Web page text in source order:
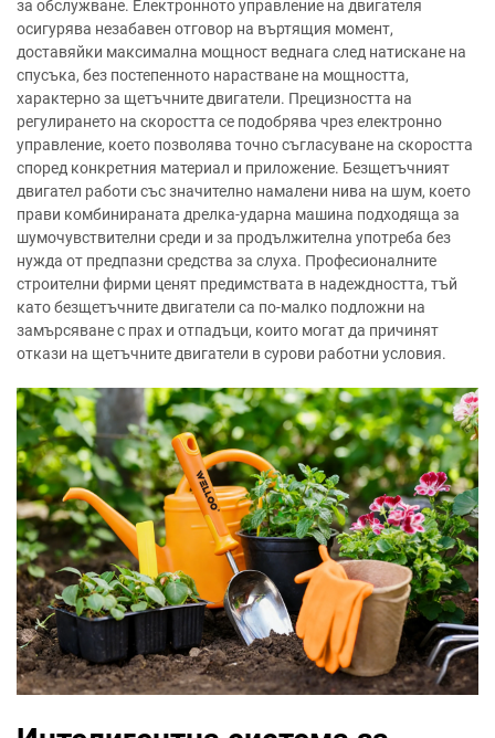
за обслужване. Електронното управление на двигателя
осигурява незабавен отговор на въртящия момент,
доставяйки максимална мощност веднага след натискане на
спусъка, без постепенното нарастване на мощността,
характерно за щетъчните двигатели. Прецизността на
регулирането на скоростта се подобрява чрез електронно
управление, което позволява точно съгласуване на скоростта
според конкретния материал и приложение. Безщетъчният
двигател работи със значително намалени нива на шум, което
прави комбинираната дрелка-ударна машина подходяща за
шумочувствителни среди и за продължителна употреба без
нужда от предпазни средства за слуха. Професионалните
строителни фирми ценят предимствата в надеждността, тъй
като безщетъчните двигатели са по-малко подложни на
замърсяване с прах и отпадъци, които могат да причинят
откази на щетъчните двигатели в сурови работни условия.